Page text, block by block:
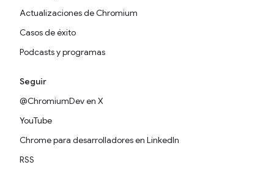
Actualizaciones de Chromium
Casos de éxito
Podcasts y programas
Seguir
@ChromiumDev en X
YouTube
Chrome para desarrolladores en LinkedIn
RSS